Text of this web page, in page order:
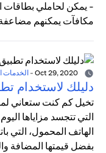
- يمكن لحاملي بطاقات
مكافآت يمكنهم
-الخدمات
دليلك لاستخدام
تخيل كم كنت ستعاني
التي تتجسد مزاياها
الهاتف المحمول، التي
بفضل قيمتها المضافة